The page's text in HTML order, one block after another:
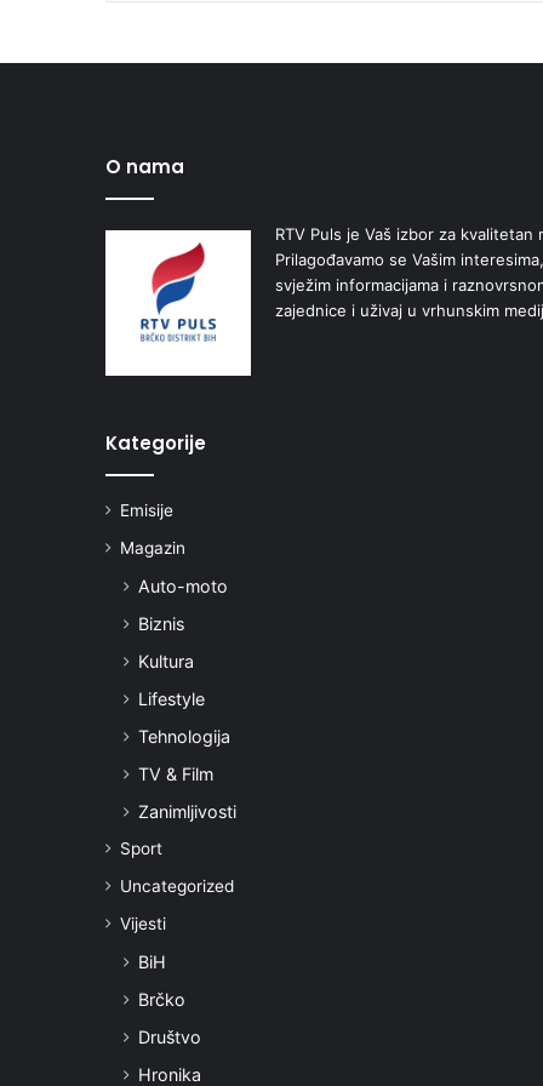
O nama
RTV Puls je Vaš izbor za
Prilagođavamo se Vašim
svježim informacijama i
zajednice i uživaj u vrhunskim
Kategorije
Emisije
Magazin
Auto-moto
Biznis
Kultura
Lifestyle
Tehnologija
TV & Film
Zanimljivosti
Sport
Uncategorized
Vijesti
BiH
Brčko
Društvo
Hronika